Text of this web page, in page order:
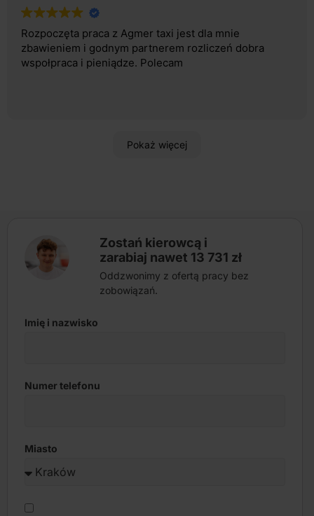
Rozpoczęta praca z Agmer taxi jest dla mnie
zbawieniem i godnym partnerem rozliczeń dobra
wspołpraca i pieniądze. Polecam
Pokaż więcej
Zostań kierowcą i
zarabiaj nawet 13 731 zł
Oddzwonimy z ofertą pracy bez
zobowiązań.
Imię i nazwisko
Numer telefonu
Miasto